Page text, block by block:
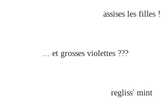
assises les filles !
... et grosses violettes ???
regliss' mint